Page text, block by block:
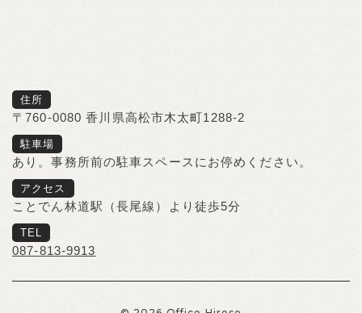
住所
〒760-0080 香川県高松市木太町1288-2
駐車場
あり。事務所前の駐車スペースにお停めください。
アクセス
ことでん林道駅（長尾線）より徒歩5分
TEL
087-813-9913